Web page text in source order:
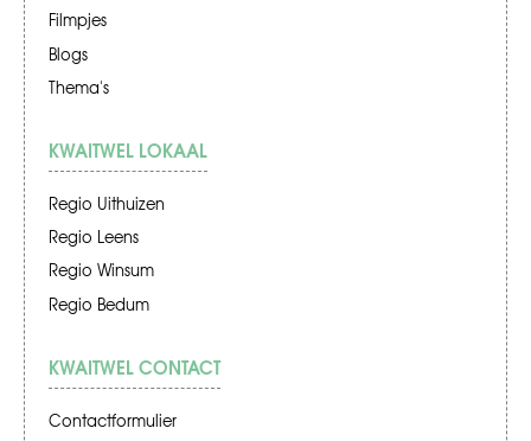
Filmpjes
Blogs
Thema's
KWAITWEL LOKAAL
Regio Uithuizen
Regio Leens
Regio Winsum
Regio Bedum
KWAITWEL CONTACT
Contactformulier